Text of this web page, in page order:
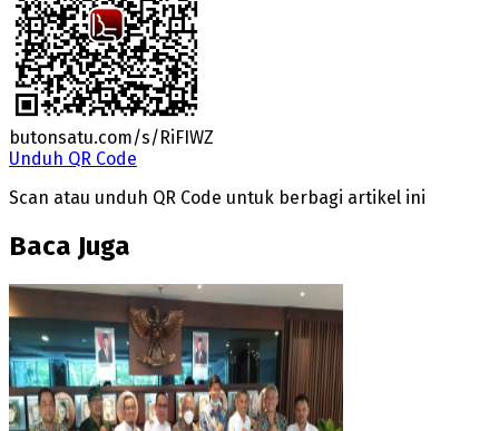
butonsatu.com/s/RiFIWZ
Unduh QR Code
Scan atau unduh QR Code untuk berbagi artikel ini
Baca Juga